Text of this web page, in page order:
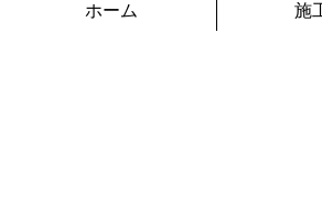
ホーム 施